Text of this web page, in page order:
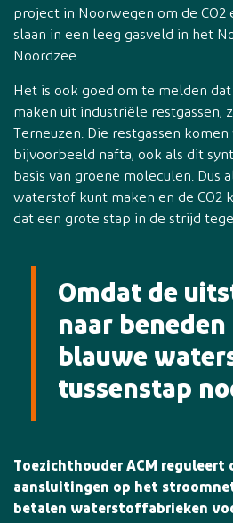
project in Noorwegen om de CO2
slaan in een leeg gasveld in het
Noordzee.
Het is ook goed om te melden
maken uit industriële restgassen,
Terneuzen. Die restgassen
bijvoorbeeld nafta, ook als dit
basis van groene moleculen. Dus
waterstof kunt maken en de CO2
dat een grote stap in de strijd
Omdat de
naar
blauwe
tussenstap
Toezichthouder ACM reguleert
aansluitingen op het
betalen waterstoffabrieken